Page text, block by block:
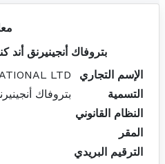
بتروفاك أنجينيرنق أند
الإسم التجاري
LTD
التسمية
بتروفاك
النظام القانوني
المقر
الترقيم البريدي